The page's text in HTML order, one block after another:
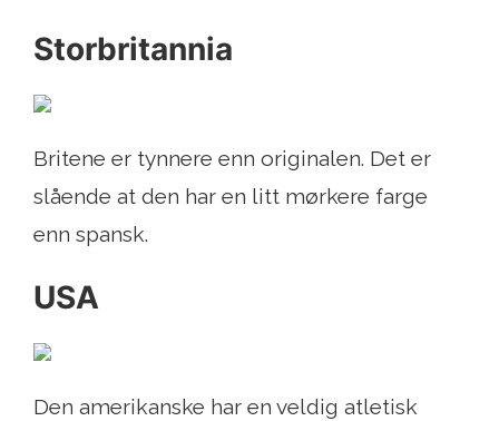
Storbritannia
Britene er tynnere enn originalen. Det er
slående at den har en litt mørkere farge
enn spansk.
USA
Den amerikanske har en veldig atletisk